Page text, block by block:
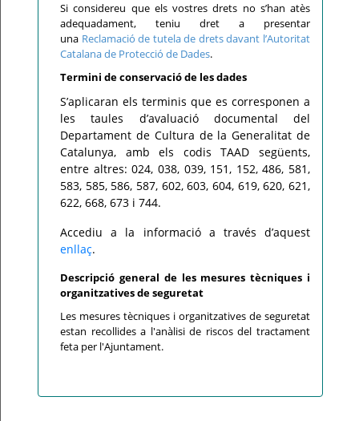
Si considereu que els vostres drets no s’han atès
adequadament, teniu dret a presentar
una Reclamació de tutela de drets davant l’Autoritat
Catalana de Protecció de Dades.
Termini de conservació de les dades
S’aplicaran els terminis que es corresponen a
les taules d’avaluació documental del
Departament de Cultura de la Generalitat de
Catalunya, amb els codis TAAD següents,
entre altres: 024, 038, 039, 151, 152, 486, 581,
583, 585, 586, 587, 602, 603, 604, 619, 620, 621,
622, 668, 673 i 744.
Accediu a la informació a través d’aquest
enllaç.
Descripció general de les mesures tècniques i
organitzatives de seguretat
Les mesures tècniques i organitzatives de seguretat
estan recollides a l'anàlisi de riscos del tractament
feta per l'Ajuntament.